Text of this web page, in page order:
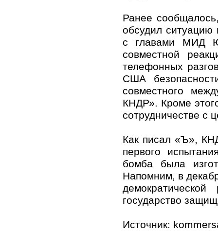
Ранее
обсудил ситуацию
с главами МИД
совместной
телефонных
США
совместного
КНДР». Кроме
сотрудничестве с
Как писал «Ъ»,
первого
бомба была
Напомним, в
государство
Источник: